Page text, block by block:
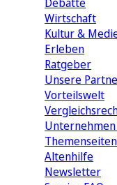
Wirtschaft
Kultur &
Erleben
Ratgeber
Unsere
Vorteilswelt
Themenseiten
Altenhilfe
Newsletter